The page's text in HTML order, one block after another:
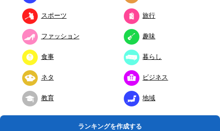
スポーツ 旅行
ファッション 趣味
食事 暮らし
ネタ ビジネス
教育 地域
ランキングを作成する